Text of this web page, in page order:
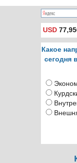
USD
Какое
сегодня